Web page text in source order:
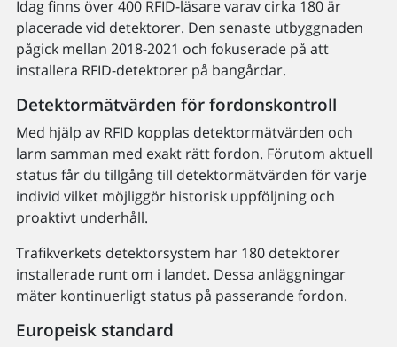
Idag finns över 400 RFID-läsare varav cirka 180 är
placerade vid detektorer. Den senaste utbyggnaden
pågick mellan 2018-2021 och fokuserade på att
installera RFID-detektorer på bangårdar.
Detektormätvärden för fordonskontroll
Med hjälp av RFID kopplas detektormätvärden och
larm samman med exakt rätt fordon. Förutom aktuell
status får du tillgång till detektormätvärden för varje
individ vilket möjliggör historisk uppföljning och
proaktivt underhåll.
Trafikverkets detektorsystem har 180 detektorer
installerade runt om i landet. Dessa anläggningar
mäter kontinuerligt status på passerande fordon.
Europeisk standard